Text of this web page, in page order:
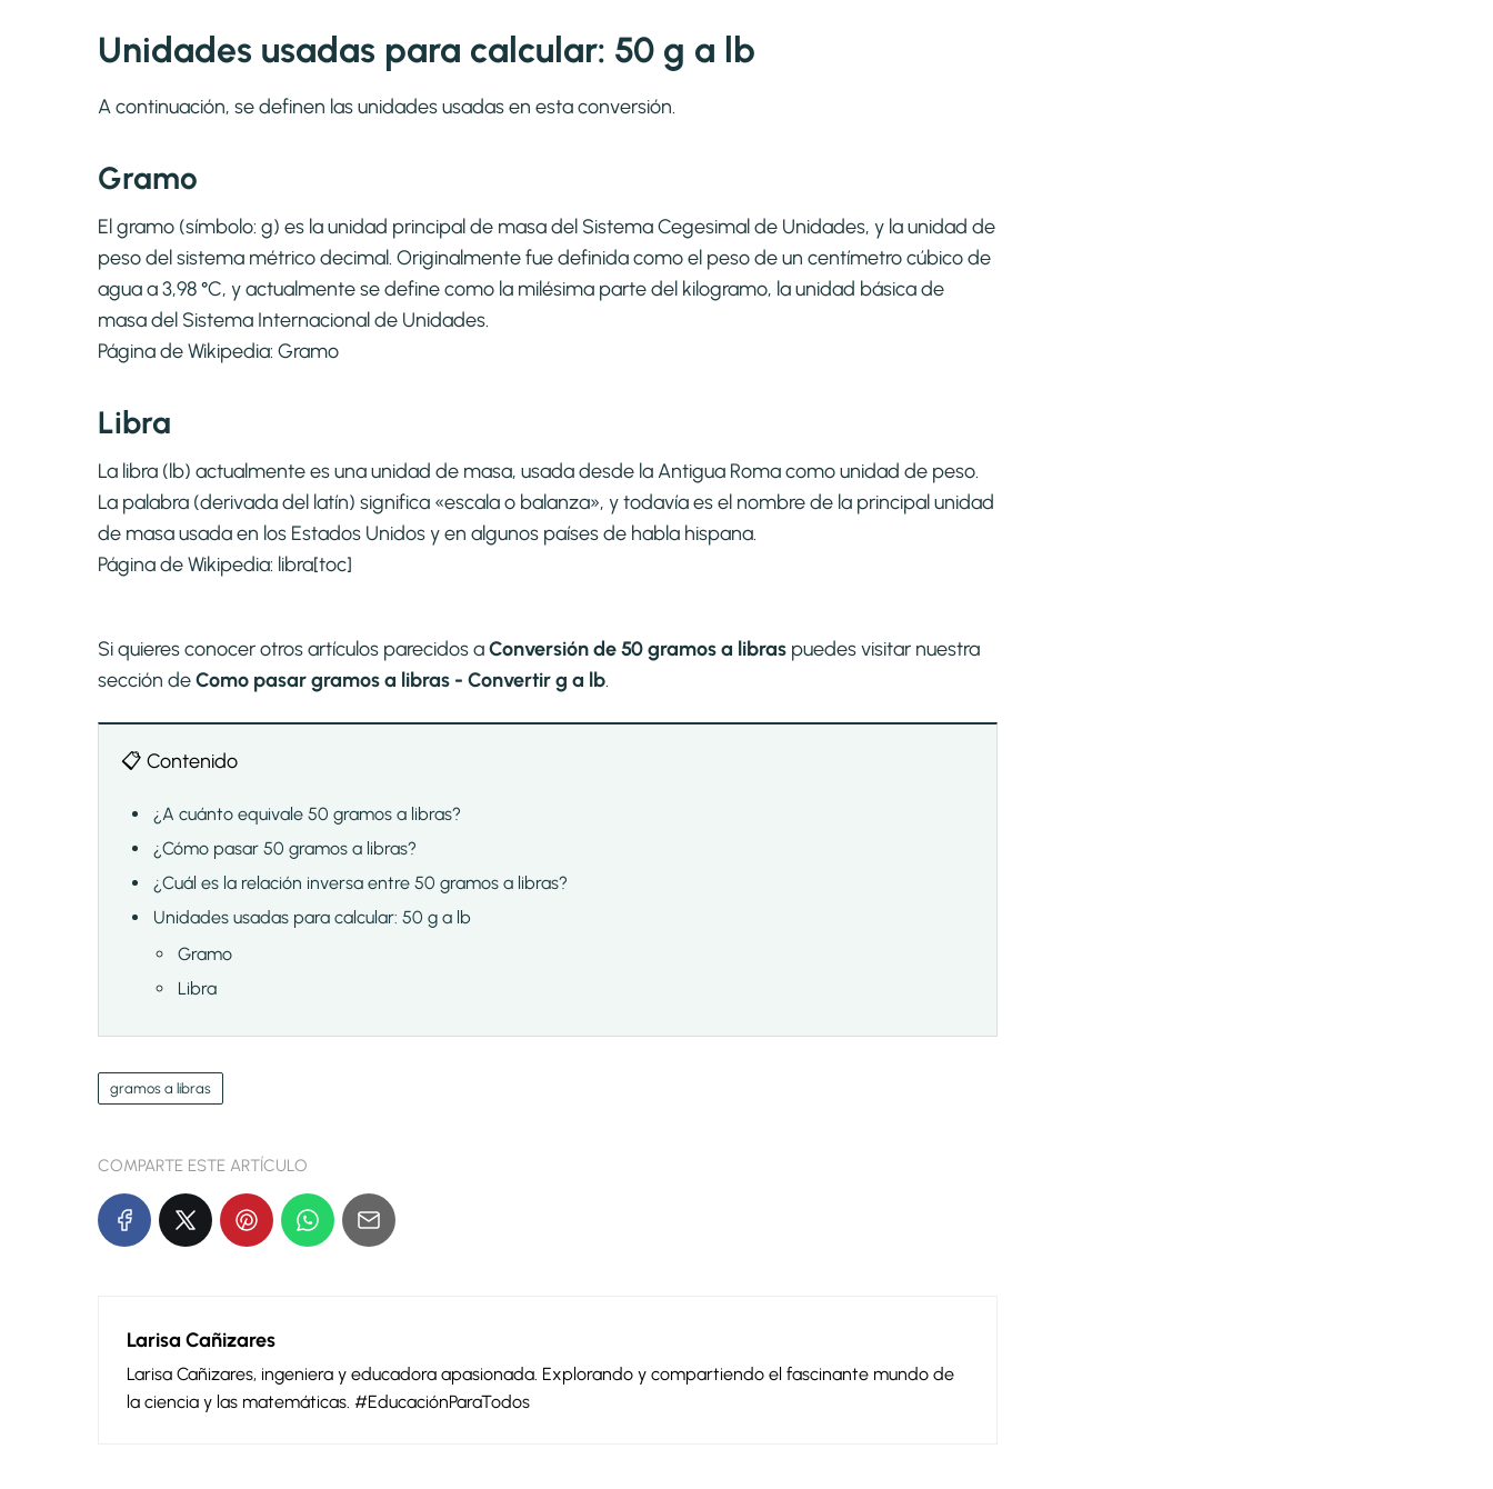
Unidades usadas para calcular: 50 g a lb
A continuación, se definen las unidades usadas en esta conversión.
Gramo
El gramo (símbolo: g) es la unidad principal de masa del Sistema Cegesimal de Unidades, y la unidad de
peso del sistema métrico decimal. Originalmente fue definida como el peso de un centímetro cúbico de
agua a 3,98 °C, y actualmente se define como la milésima parte del kilogramo, la unidad básica de
masa del Sistema Internacional de Unidades.
Página de Wikipedia: Gramo
Libra
La libra (lb) actualmente es una unidad de masa, usada desde la Antigua Roma como unidad de peso.​
La palabra (derivada del latín) significa «escala o balanza», y todavía es el nombre de la principal unidad
de masa usada en los Estados Unidos y en algunos países de habla hispana.
Página de Wikipedia: libra[toc]
Si quieres conocer otros artículos parecidos aConversión de 50 gramos a libras puedes visitar nuestra
sección deComo pasar gramos a libras - Convertir g a lb.
📋 Contenido
¿A cuánto equivale 50 gramos a libras?
¿Cómo pasar 50 gramos a libras?
¿Cuál es la relación inversa entre 50 gramos a libras?
Unidades usadas para calcular: 50 g a lb
Gramo
Libra
gramos a libras
COMPARTE ESTE ARTÍCULO
Larisa Cañizares
Larisa Cañizares, ingeniera y educadora apasionada. Explorando y compartiendo el fascinante mundo de
la ciencia y las matemáticas. #EducaciónParaTodos